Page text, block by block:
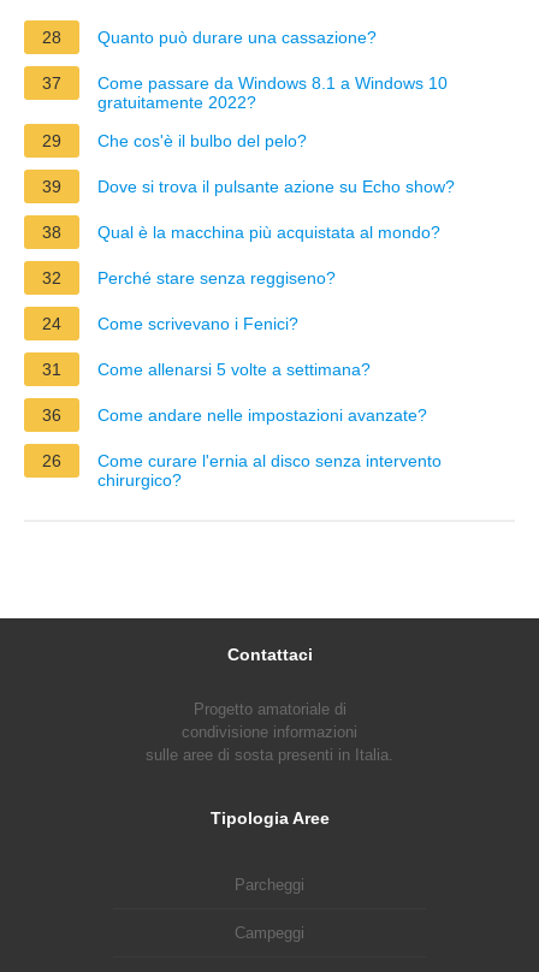
28 Quanto può durare una cassazione?
37
Come passare da Windows 8.1 a Windows 10
gratuitamente 2022?
29
Che cos'è il bulbo del pelo?
39 Dove si trova il pulsante azione su Echo show?
38 Qual è la macchina più acquistata al mondo?
32 Perché stare senza reggiseno?
24 Come scrivevano i Fenici?
31 Come allenarsi 5 volte a settimana?
36 Come andare nelle impostazioni avanzate?
26
Come curare l'ernia al disco senza intervento
chirurgico?
Contattaci
Progetto amatoriale di
condivisione informazioni
sulle aree di sosta presenti in Italia.
Tipologia Aree
Parcheggi
Campeggi